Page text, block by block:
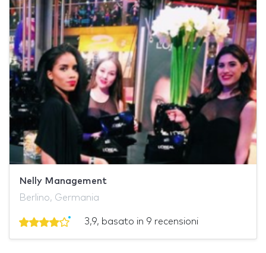
Nelly Management
Berlino, Germania
3,9, basato in 9 recensioni